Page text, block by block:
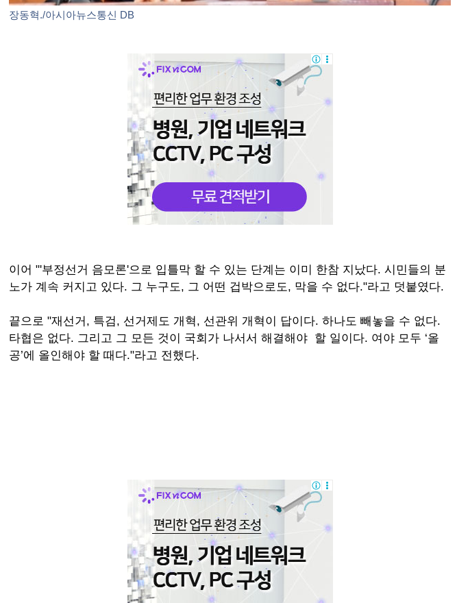
장동혁./아시아뉴스통신 DB
이어 "'부정선거 음모론'으로 입틀막 할 수 있는 단계는 이미 한참 지났다. 시민들의 분
노가 계속 커지고 있다. 그 누구도, 그 어떤 겁박으로도, 막을 수 없다."라고 덧붙였다.
끝으로 "재선거, 특검, 선거제도 개혁, 선관위 개혁이 답이다. 하나도 빼놓을 수 없다.
타협은 없다. 그리고 그 모든 것이 국회가 나서서 해결해야 할 일이다. 여야 모두 ‘올
공’에 올인해야 할 때다."라고 전했다.